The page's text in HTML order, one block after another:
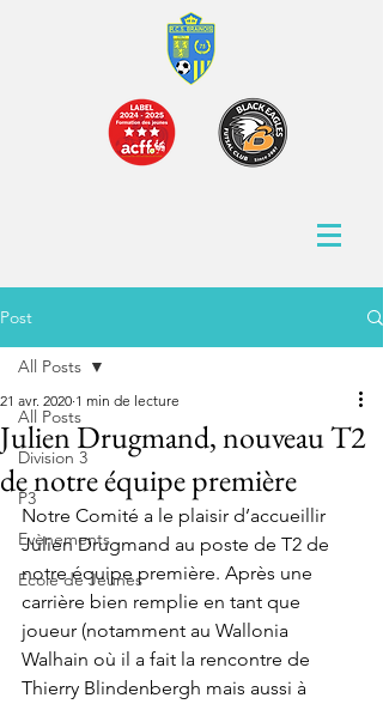
Post
All Posts
Division 3
P3
Evènements
Ecole de Jeunes
All Posts
Julien Drugmand, nouveau T2
de notre équipe première
21 avr. 2020 1 min de lecture
Notre Comité a le plaisir d’accueillir
Julien Drugmand au poste de T2 de
notre équipe première. Après une
carrière bien remplie en tant que
joueur (notamment au Wallonia
Walhain où il a fait la rencontre de
Thierry Blindenbergh mais aussi à